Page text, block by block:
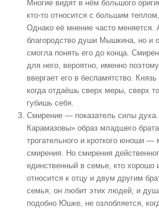
Многие видят в нём большого
кто-то относится с большим
Однако её мнение часто меняется.
благородство души Мышкина, но и
смогла понять его до конца.
для него, вероятно, именно
ввергает его в беспамятство.
когда отдаёшь сверх меры, сверх
губишь себя.
Смирение — показатель силы духа
Карамазовы» образ младшего
трогательного и кроткого юноши —
смирения. Но смирения
единственный в семье, кто хорошо
относится к отцу и двум другим
семья, он любит этих людей, и
подобно Юшке, не озлобляется,